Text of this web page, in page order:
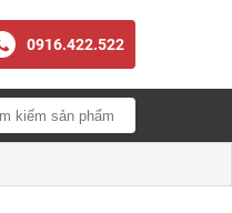
0916.422.522